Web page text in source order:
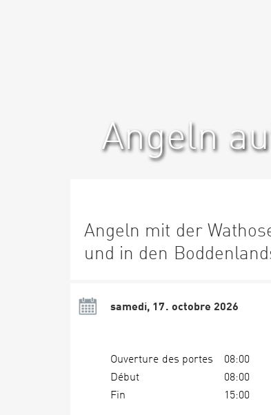
Angeln
Angeln mit der
und in den
samedi, 17. octobre 2026
Ouverture des portes
08:00
Début
08:00
Fin
15:00